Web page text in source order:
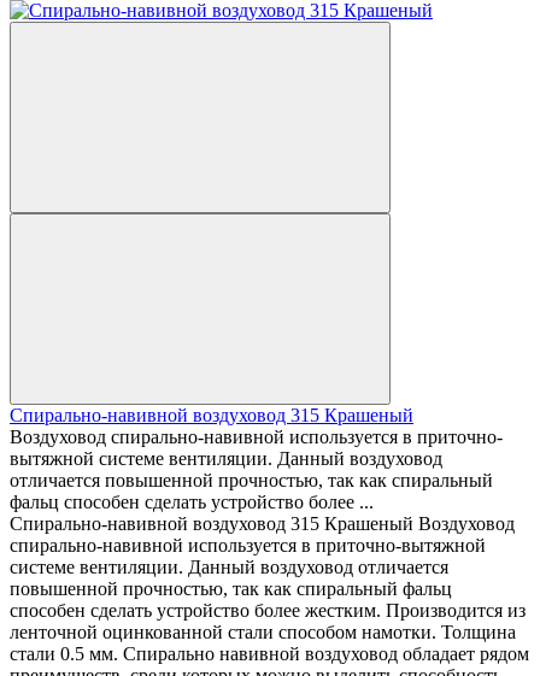
Спирально-навивной воздуховод 315 Крашеный
Воздуховод спирально-навивной используется в приточно-
вытяжной системе вентиляции. Данный воздуховод
отличается повышенной прочностью, так как спиральный
фальц способен сделать устройство более ...
Спирально-навивной воздуховод 315 Крашеный Воздуховод
спирально-навивной используется в приточно-вытяжной
системе вентиляции. Данный воздуховод отличается
повышенной прочностью, так как спиральный фальц
способен сделать устройство более жестким. Производится из
ленточной оцинкованной стали способом намотки. Толщина
стали 0.5 мм. Спирально навивной воздуховод обладает рядом